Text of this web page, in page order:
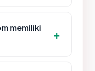
memiliki